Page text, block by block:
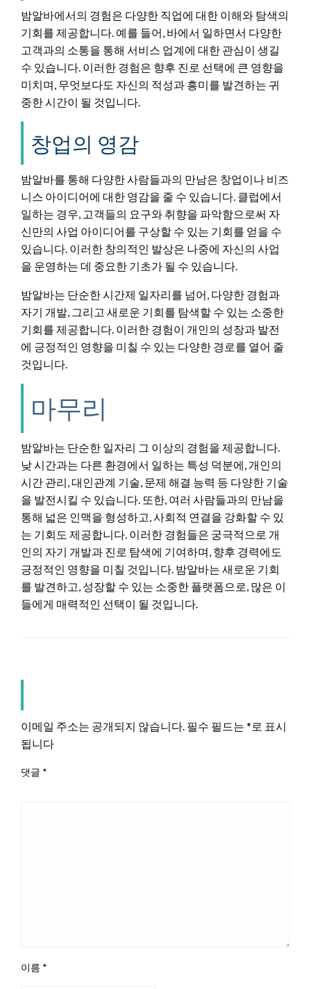
밤알바에서의 경험은 다양한 직업에 대한 이해와 탐색의
기회를 제공합니다. 예를 들어, 바에서 일하면서 다양한
고객과의 소통을 통해 서비스 업계에 대한 관심이 생길
수 있습니다. 이러한 경험은 향후 진로 선택에 큰 영향을
미치며, 무엇보다도 자신의 적성과 흥미를 발견하는 귀
중한 시간이 될 것입니다.
창업의 영감
밤알바를 통해 다양한 사람들과의 만남은 창업이나 비즈
니스 아이디어에 대한 영감을 줄 수 있습니다. 클럽에서
일하는 경우, 고객들의 요구와 취향을 파악함으로써 자
신만의 사업 아이디어를 구상할 수 있는 기회를 얻을 수
있습니다. 이러한 창의적인 발상은 나중에 자신의 사업
을 운영하는 데 중요한 기초가 될 수 있습니다.
밤알바는 단순한 시간제 일자리를 넘어, 다양한 경험과
자기 개발, 그리고 새로운 기회를 탐색할 수 있는 소중한
기회를 제공합니다. 이러한 경험이 개인의 성장과 발전
에 긍정적인 영향을 미칠 수 있는 다양한 경로를 열어 줄
것입니다.
마무리
밤알바는 단순한 일자리 그 이상의 경험을 제공합니다.
낮 시간과는 다른 환경에서 일하는 특성 덕분에, 개인의
시간 관리, 대인관계 기술, 문제 해결 능력 등 다양한 기술
을 발전시킬 수 있습니다. 또한, 여러 사람들과의 만남을
통해 넓은 인맥을 형성하고, 사회적 연결을 강화할 수 있
는 기회도 제공합니다. 이러한 경험들은 궁극적으로 개
인의 자기 개발과 진로 탐색에 기여하며, 향후 경력에도
긍정적인 영향을 미칠 것입니다. 밤알바는 새로운 기회
를 발견하고, 성장할 수 있는 소중한 플랫폼으로, 많은 이
들에게 매력적인 선택이 될 것입니다.
이메일 주소는 공개되지 않습니다. 필수 필드는 *로 표시
됩니다
댓글 *
이름 *